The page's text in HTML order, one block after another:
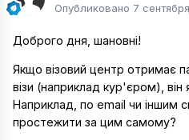
Опубликовано 7
Доброго дня, шановні!
Якщо візовий центр отримає
візи (наприклад кур'єром), він
Наприклад, по email чи
простежити за цим самому?